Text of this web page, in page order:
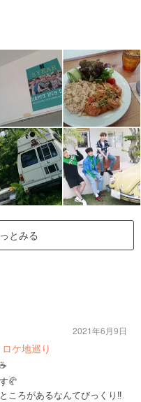
とみる
ケ地巡り
🥐
ころがあるなんてびっくり‼️
2021年6月9日